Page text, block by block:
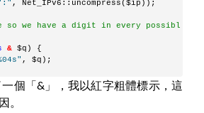
, Net_IPv6::uncompress($ip));
so we have a digit in every possibl
& $q) {
, $q);
個「&」，我以紅字粗體標示，這
。